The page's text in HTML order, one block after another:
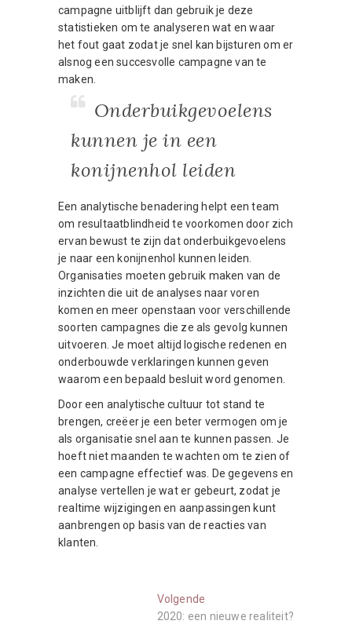
campagne uitblijft dan gebruik je deze
statistieken om te analyseren wat en waar
het fout gaat zodat je snel kan bijsturen om er
alsnog een succesvolle campagne van te
maken.
Onderbuikgevoelens
kunnen je in een
konijnenhol leiden
Een analytische benadering helpt een team
om resultaatblindheid te voorkomen door zich
ervan bewust te zijn dat onderbuikgevoelens
je naar een konijnenhol kunnen leiden.
Organisaties moeten gebruik maken van de
inzichten die uit de analyses naar voren
komen en meer openstaan voor verschillende
soorten campagnes die ze als gevolg kunnen
uitvoeren. Je moet altijd logische redenen en
onderbouwde verklaringen kunnen geven
waarom een bepaald besluit word genomen.
Door een analytische cultuur tot stand te
brengen, creëer je een beter vermogen om je
als organisatie snel aan te kunnen passen. Je
hoeft niet maanden te wachten om te zien of
een campagne effectief was. De gegevens en
analyse vertellen je wat er gebeurt, zodat je
realtime wijzigingen en aanpassingen kunt
aanbrengen op basis van de reacties van
klanten.
Berichtnavigatie
Volgende
2020: een nieuwe realiteit?